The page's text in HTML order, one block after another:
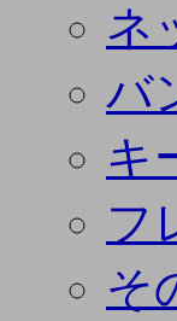
ネ
バ
キ
フ
そ